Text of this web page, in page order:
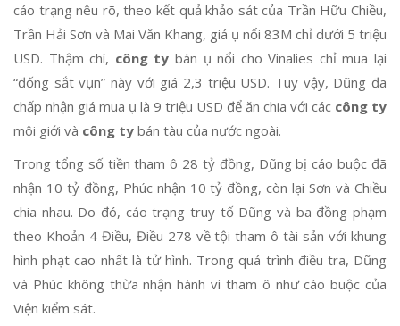
cáo trạng nêu rõ, theo kết quả khảo sát của Trần Hữu Chiều,
Trần Hải Sơn và Mai Văn Khang, giá ụ nổi 83M chỉ dưới 5 triệu
USD. Thậm chí, công ty bán ụ nổi cho Vinalies chỉ mua lại
“đống sắt vụn” này với giá 2,3 triệu USD. Tuy vậy, Dũng đã
chấp nhận giá mua ụ là 9 triệu USD để ăn chia với các công ty
môi giới và công ty bán tàu của nước ngoài.
Trong tổng số tiền tham ô 28 tỷ đồng, Dũng bị cáo buộc đã
nhận 10 tỷ đồng, Phúc nhận 10 tỷ đồng, còn lại Sơn và Chiều
chia nhau. Do đó, cáo trạng truy tố Dũng và ba đồng phạm
theo Khoản 4 Điều, Điều 278 về tội tham ô tài sản với khung
hình phạt cao nhất là tử hình. Trong quá trình điều tra, Dũng
và Phúc không thừa nhận hành vi tham ô như cáo buộc của
Viện kiểm sát.